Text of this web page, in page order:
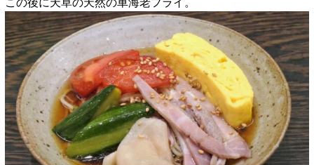
この後に天草の天然の車海老フライ。